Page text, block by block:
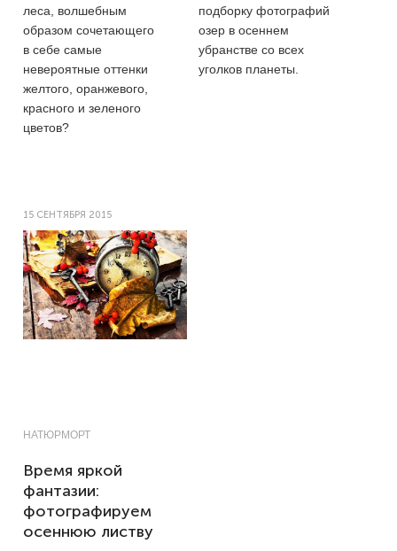
леса, волшебным
образом сочетающего
в себе самые
невероятные оттенки
желтого, оранжевого,
красного и зеленого
цветов?
подборку фотографий
озер в осеннем
убранстве со всех
уголков планеты.
15 СЕНТЯБРЯ 2015
НАТЮРМОРТ
Время яркой
фантазии:
фотографируем
осеннюю листву